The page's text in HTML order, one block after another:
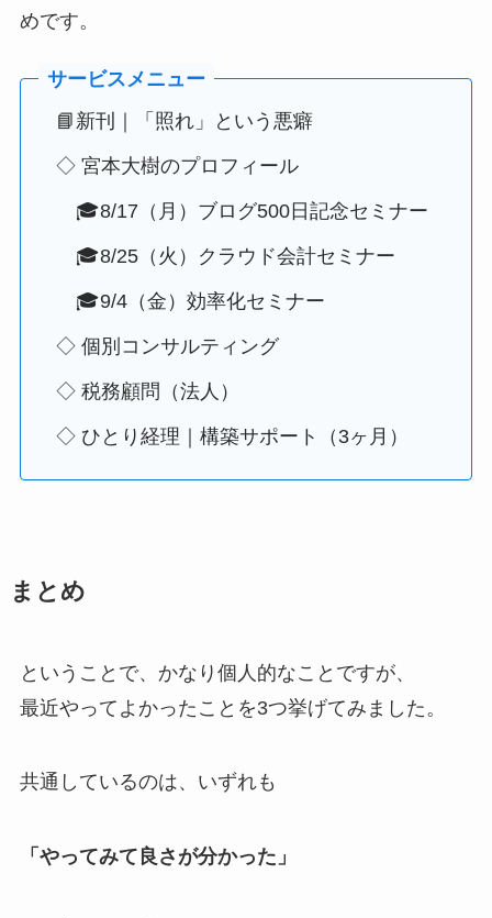
めです。
📘新刊｜「照れ」という悪癖
◇ 宮本大樹のプロフィール
🎓8/17（月）ブログ500日記念セミナー
🎓8/25（火）クラウド会計セミナー
🎓9/4（金）効率化セミナー
◇ 個別コンサルティング
◇ 税務顧問（法人）
◇ ひとり経理｜構築サポート（3ヶ月）
まとめ
ということで、かなり個人的なことですが、
最近やってよかったことを3つ挙げてみました。
共通しているのは、いずれも
「やってみて良さが分かった」